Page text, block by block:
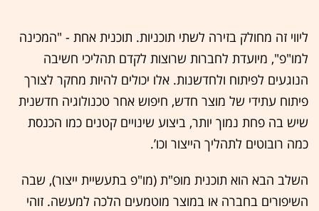
ליווי זה מחולק בזירה לשתי תוכניות. תוכנית אחת - "המכינה
למו"פ", מיועדת לחברות שרוצות לקדם תהליכי חשיבה
הנוגעים לפיתוח ולחדשנות. אלו יכולים להיות מחקר לצורך
פיתוח עתידי של מוצר חדש, חיפוש אחר טכנולוגיה חדשנית
שיש בה פחת נמוך יותר, ביצוע שינויים קטנים כמו הכנסת
כמה רובוטים לתהליך הייצור וכו’.
השלב הבא הוא תוכנית מופ"ת (מו"פ בתעשיית ייצור), שבה
השיפורים בחברה או במוצר מוטמעים הלכה למעשה. זוהי